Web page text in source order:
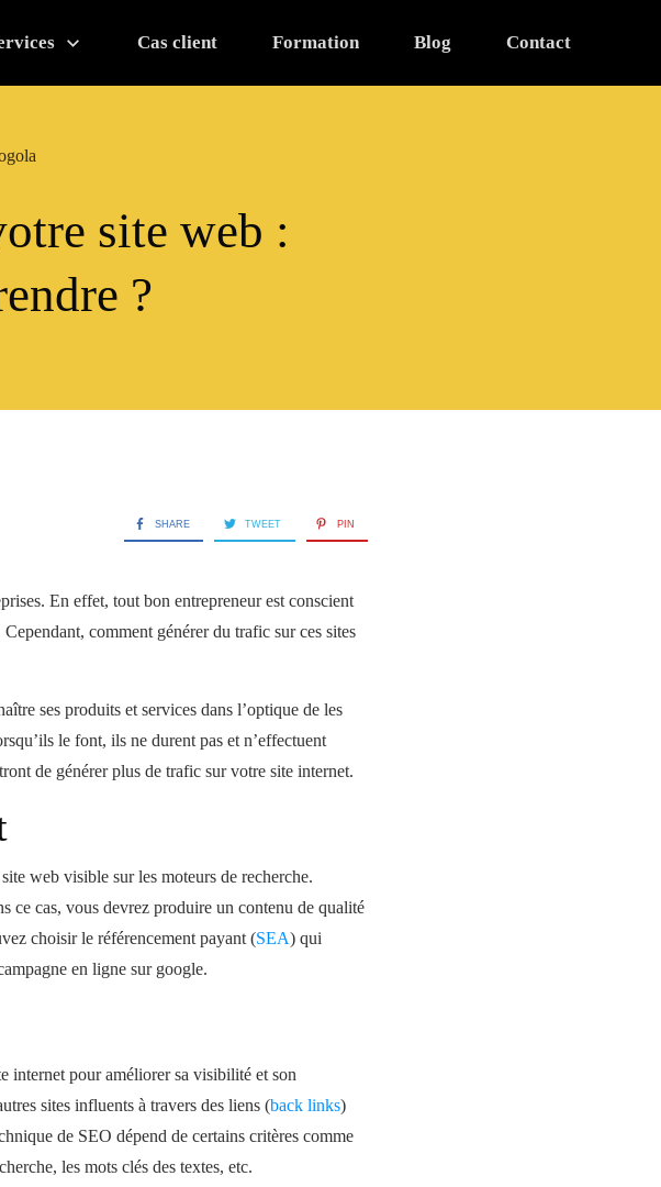
Cas client Formation Blog Contact
site web :
?
SHARE TWEET PIN
En effet, tout bon entrepreneur est conscient
comment générer du trafic sur ces sites
ses produits et services dans l’optique de les
le font, ils ne durent pas et n’effectuent
de générer plus de trafic sur votre site internet.
web visible sur les moteurs de recherche.
ce cas, vous devrez produire un contenu de qualité
choisir le référencement payant (SEA) qui
en ligne sur google.
internet pour améliorer sa visibilité et son
sites influents à travers des liens (back links)
de SEO dépend de certains critères comme
les mots clés des textes, etc.